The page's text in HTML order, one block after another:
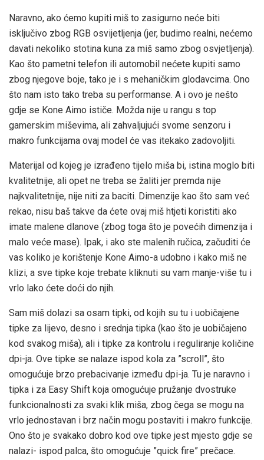
Naravno, ako ćemo kupiti miš to zasigurno neće biti
isključivo zbog RGB osvijetljenja (jer, budimo realni, nećemo
davati nekoliko stotina kuna za miš samo zbog osvjetljenja).
Kao što pametni telefon ili automobil nećete kupiti samo
zbog njegove boje, tako je i s mehaničkim glodavcima. Ono
što nam isto tako treba su performanse. A i ovo je nešto
gdje se Kone Aimo ističe. Možda nije u rangu s top
gamerskim miševima, ali zahvaljujući svome senzoru i
makro funkcijama ovaj model će vas itekako zadovoljiti.
Materijal od kojeg je izrađeno tijelo miša bi, istina moglo biti
kvalitetnije, ali opet ne treba se žaliti jer premda nije
najkvalitetnije, nije niti za baciti. Dimenzije kao što sam već
rekao, nisu baš takve da ćete ovaj miš htjeti koristiti ako
imate malene dlanove (zbog toga što je povećih dimenzija i
malo veće mase). Ipak, i ako ste malenih ručica, začuditi će
vas koliko je korištenje Kone Aimo-a udobno i kako miš ne
klizi, a sve tipke koje trebate kliknuti su vam manje-više tu i
vrlo lako ćete doći do njih.
Sam miš dolazi sa osam tipki, od kojih su tu i uobičajene
tipke za lijevo, desno i srednja tipka (kao što je uobičajeno
kod svakog miša), ali i tipke za kontrolu i reguliranje količine
dpi-ja. Ove tipke se nalaze ispod kola za ”scroll”, što
omogućuje brzo prebacivanje između dpi-ja. Tu je naravno i
tipka i za Easy Shift koja omogućuje pružanje dvostruke
funkcionalnosti za svaki klik miša, zbog čega se mogu na
vrlo jednostavan i brz način mogu postaviti i makro funkcije.
Ono što je svakako dobro kod ove tipke jest mjesto gdje se
nalazi- ispod palca, što omogućuje ”quick fire” prečace.